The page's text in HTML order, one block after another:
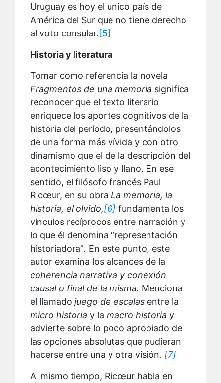
Uruguay es hoy el único país de
América del Sur que no tiene derecho
al voto consular.[5]
Historia y literatura
Tomar como referencia la novela
Fragmentos de una memoria significa
reconocer que el texto literario
enriquece los aportes cognitivos de la
historia del período, presentándolos
de una forma más vívida y con otro
dinamismo que el de la descripción del
acontecimiento liso y llano. En ese
sentido, el filósofo francés Paul
Ricœur, en su obra La memoria, la
historia, el olvido,[6] fundamenta los
vínculos recíprocos entre narración y
lo que él denomina “representación
historiadora”. En este punto, este
autor examina los alcances de la
coherencia narrativa y conexión
causal o final de la misma. Menciona
el llamado juego de escalas entre la
micro historia y la macro historia y
advierte sobre lo poco apropiado de
las opciones absolutas que pudieran
hacerse entre una y otra visión. [7]
Al mismo tiempo, Ricœur habla en